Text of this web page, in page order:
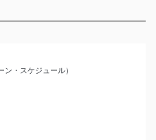
・スケジュール）